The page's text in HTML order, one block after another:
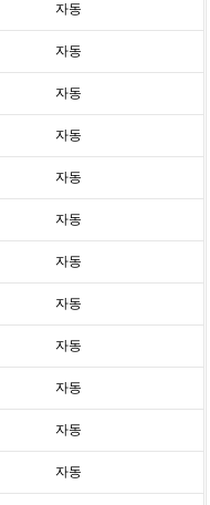
자동
자동
자동
자동
자동
자동
자동
자동
자동
자동
자동
자동